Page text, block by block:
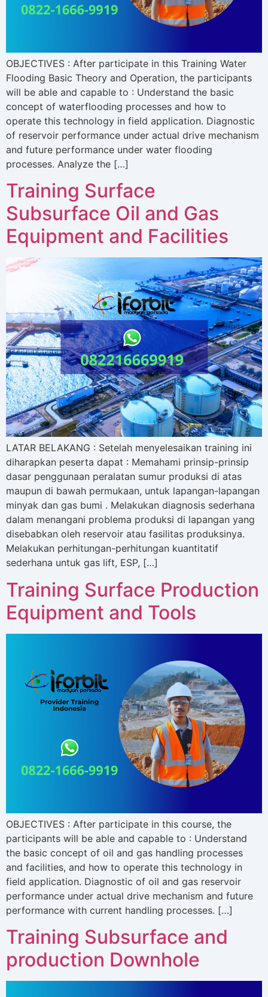
OBJECTIVES : After participate in this Training Water
Flooding Basic Theory and Operation, the participants
will be able and capable to : Understand the basic
concept of waterflooding processes and how to
operate this technology in field application. Diagnostic
of reservoir performance under actual drive mechanism
and future performance under water flooding
processes. Analyze the […]
Training Surface
Subsurface Oil and Gas
Equipment and Facilities
LATAR BELAKANG : Setelah menyelesaikan training ini
diharapkan peserta dapat : Memahami prinsip-prinsip
dasar penggunaan peralatan sumur produksi di atas
maupun di bawah permukaan, untuk lapangan-lapangan
minyak dan gas bumi . Melakukan diagnosis sederhana
dalam menangani problema produksi di lapangan yang
disebabkan oleh reservoir atau fasilitas produksinya.
Melakukan perhitungan-perhitungan kuantitatif
sederhana untuk gas lift, ESP, […]
Training Surface Production
Equipment and Tools
OBJECTIVES : After participate in this course, the
participants will be able and capable to : Understand
the basic concept of oil and gas handling processes
and facilities, and how to operate this technology in
field application. Diagnostic of oil and gas reservoir
performance under actual drive mechanism and future
performance with current handling processes. […]
Training Subsurface and
production Downhole